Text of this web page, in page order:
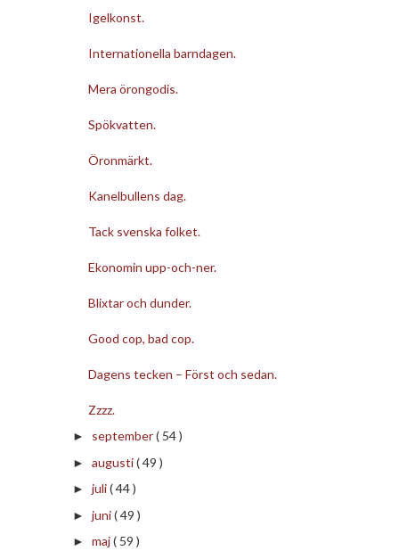
Igelkonst.
Internationella barndagen.
Mera örongodis.
Spökvatten.
Öronmärkt.
Kanelbullens dag.
Tack svenska folket.
Ekonomin upp-och-ner.
Blixtar och dunder.
Good cop, bad cop.
Dagens tecken – Först och sedan.
Zzzz.
► september( 54 )
► augusti( 49 )
► juli( 44 )
► juni( 49 )
► maj( 59 )